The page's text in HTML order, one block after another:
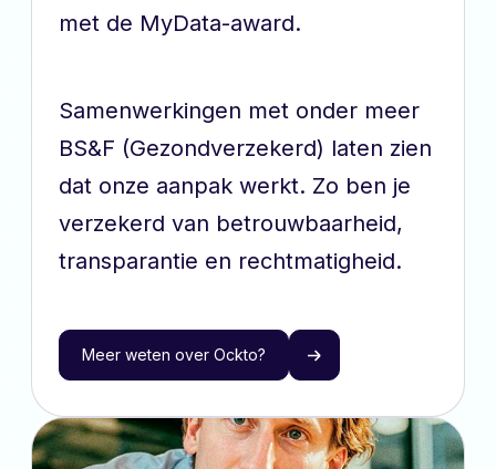
met de MyData-award.
Samenwerkingen met onder meer
BS&F (Gezondverzekerd) laten zien
dat onze aanpak werkt. Zo ben je
verzekerd van betrouwbaarheid,
transparantie en rechtmatigheid.
Meer weten over Ockto?